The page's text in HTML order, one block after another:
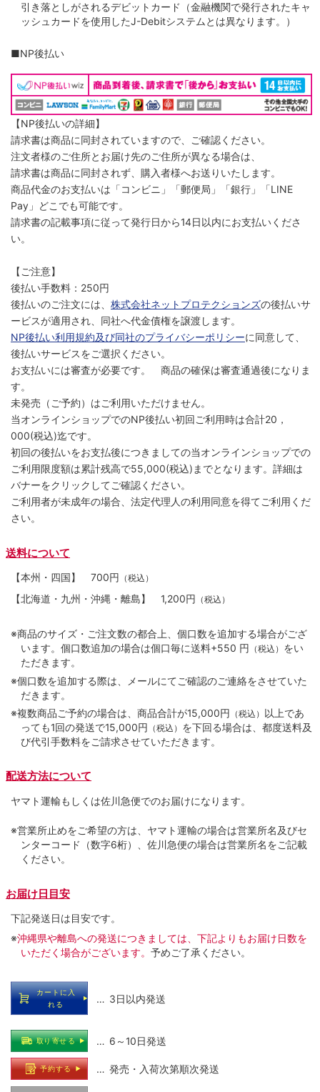
引き落としがされるデビットカード（金融機関で発行されたキャ
ッシュカードを使用したJ-Debitシステムとは異なります。）
■NP後払い
【NP後払いの詳細】
請求書は商品に同封されていますので、ご確認ください。
注文者様のご住所とお届け先のご住所が異なる場合は、
請求書は商品に同封されず、購入者様へお送りいたします。
商品代金のお支払いは「コンビニ」「郵便局」「銀行」「LINE
Pay」どこでも可能です。
請求書の記載事項に従って発行日から14日以内にお支払いくださ
い。
【ご注意】
後払い手数料：250円
後払いのご注文には、 株式会社ネットプロテクションズの後払いサ
ービスが適用され、同社へ代金債権を譲渡します。
NP後払い利用規約及び同社のプライバシーポリシーに同意して、
後払いサービスをご選択ください。
お支払いには審査が必要です。 商品の確保は審査通過後になりま
す。
未発売（ご予約）はご利用いただけません。
当オンラインショップでのNP後払い初回ご利用時は合計20，
000(税込)迄です。
初回の後払いをお支払後につきましての当オンラインショップでの
ご利用限度額は累計残高で55,000(税込)までとなります。詳細は
バナーをクリックしてご確認ください。
ご利用者が未成年の場合、法定代理人の利用同意を得てご利用くだ
さい。
送料について
【本州・四国】 700円 （税込）
【北海道・九州・沖縄・離島】 1,200円 （税込）
※商品のサイズ・ご注文数の都合上、個口数を追加する場合がござ
います。個口数追加の場合は個口毎に送料+550 円 （税込） をい
ただきます。
※個口数を追加する際は、メールにてご確認のご連絡をさせていた
だきます。
※複数商品ご予約の場合は、商品合計が15,000円 （税込） 以上であ
っても1回の発送で15,000円 （税込） を下回る場合は、都度送料及
び代引手数料をご請求させていただきます。
配送方法について
ヤマト運輸もしくは佐川急便でのお届けになります。
※営業所止めをご希望の方は、ヤマト運輸の場合は営業所名及びセ
ンターコード（数字6桁）、佐川急便の場合は営業所名をご記載
ください。
お届け日目安
下記発送日は目安です。
※沖縄県や離島への発送につきましては、下記よりもお届け日数を
いただく場合がございます。 予めご了承ください。
カートに入
れる
… 3日以内発送
取り寄せる … 6～10日発送
予約する … 発売・入荷次第順次発送